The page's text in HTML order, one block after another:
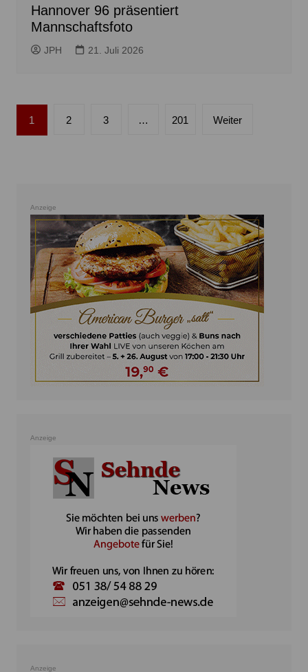
Hannover 96 präsentiert
Mannschaftsfoto
JPH 21. Juli 2026
Seitennummerierung
der
1 2 3 … 201 Weiter
Anzeige
Anzeige
Anzeige